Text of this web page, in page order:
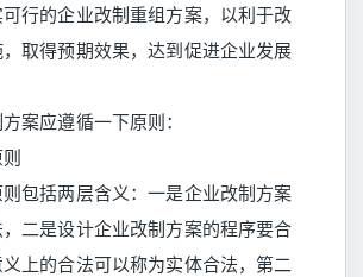
行的企业改制重组方案，以利于改
取得预期效果，达到促进企业发展
应遵循一下原则：
括两层含义：一是企业改制方案
二是设计企业改制方案的程序要合
上的合法可以称为实体合法，第二